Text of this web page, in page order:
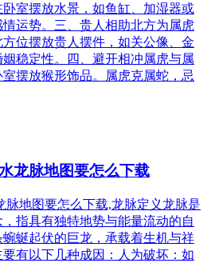
室摆放水景，如鱼缸、加湿器或
运势。三、贵人相助北方为属虎
位摆放贵人摆件，如关公像、金
稳定性。四、避开相冲属虎与属
摆放猴形饰品。属虎克属蛇，忌
龙脉地图要怎么下载
脉地图要怎么下载,龙脉定义龙脉是
指具有独特地势与能量流动的自
蜒起伏的巨龙，承载着生机与祥
有以下几种成因：人为破坏：如